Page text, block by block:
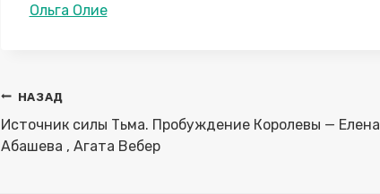
Метки
Ольга Олие
Навигация
по
записям
НАЗАД
Источник силы Тьма. Пробуждение Королевы — Елена
Абашева , Агата Вебер